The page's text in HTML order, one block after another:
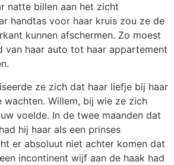
natte billen aan het zicht
handtas voor haar kruis zou ze de
kunnen afschermen. Zo moest
van haar auto tot haar appartement
ze zich dat haar liefje bij haar
Willem, bij wie ze zich
voelde. In de twee maanden dat
hij haar als een prinses
er absoluut niet achter komen dat
incontinent wijf aan de haak had